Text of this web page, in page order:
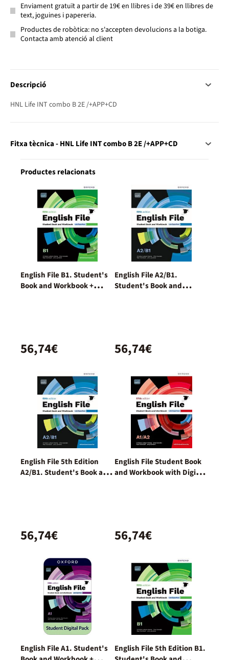
Enviament gratuït a partir de 19€ en llibres i de 39€ en llibres de
text, joguines i papereria.
Productes de robòtica: no s'accepten devolucions a la botiga.
Contacta amb atenció al client
Descripció
HNL Life INT combo B 2E /+APP+CD
Fitxa tècnica - HNL Life INT combo B 2E /+APP+CD
Productes relacionats
English File B1. Student's
Book and Workbook +
56,74€
English File A2/B1.
Student's Book and
56,74€
English File 5th Edition
A2/B1. Student's Book and
56,74€
English File Student Book
and Workbook with Digital
56,74€
English File A1. Student's
English File 5th Edition B1.